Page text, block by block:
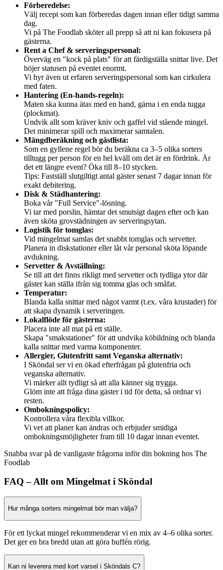
Förberedelse:
Välj recept som kan förberedas dagen innan eller tidigt samma
dag.
Vi på The Foodlab sköter all prepp så att ni kan fokusera på
gästerna.
Rent a Chef & serveringspersonal:
Överväg en "kock på plats" för att färdigställa snittar live. Det
höjer statusen på eventet enormt.
Vi hyr även ut erfaren serveringspersonal som kan cirkulera
med faten.
Hantering (En-hands-regeln):
Maten ska kunna ätas med en hand, gärna i en enda tugga
(plockmat).
Undvik allt som kräver kniv och gaffel vid stående mingel.
Det minimerar spill och maximerar samtalen.
Mängdberäkning och gästlista:
Som en gyllene regel bör du beräkna ca 3–5 olika sorters
tilltugg per person för en hel kväll om det är en fördrink. Är
det ett längre event? Öka till 8–10 stycken.
Tips: Fastställ slutgiltigt antal gäster senast 7 dagar innan för
exakt debitering.
Disk & Städhantering:
Boka vår "Full Service"-lösning.
Vi tar med porslin, hämtar det smutsigt dagen efter och kan
även sköta grovstädningen av serveringsytan.
Logistik för tomglas:
Vid mingelmat samlas det snabbt tomglas och servetter.
Planera in diskstationer eller låt vår personal sköta löpande
avdukning.
Servetter & Avställning:
Se till att det finns rikligt med servetter och tydliga ytor där
gäster kan ställa ifrån sig tomma glas och småfat.
Temperatur:
Blanda kalla snittar med något varmt (t.ex. våra krustader) för
att skapa dynamik i serveringen.
Lokalflöde för gästerna:
Placera inte all mat på ett ställe.
Skapa "smakstationer" för att undvika köbildning och blanda
kalla snittar med varma komponenter.
Allergier, Glutenfritt samt Veganska alternativ:
I Sköndal ser vi en ökad efterfrågan på glutenfria och
veganska alternativ.
Vi märker allt tydligt så att alla känner sig trygga.
Glöm inte att fråga dina gäster i tid för detta, så ordnar vi
resten.
Ombokningspolicy:
Kontrollera våra flexibla villkor.
Vi vet att planer kan ändras och erbjuder smidiga
ombokningsmöjligheter fram till 10 dagar innan eventet.
Snabba svar på de vanligaste frågorna inför din bokning hos The
Foodlab
FAQ – Allt om Mingelmat i Sköndal
Hur många sorters mingelmat bör man välja?
För ett lyckat mingel rekommenderar vi en mix av 4–6 olika sorter.
Det ger en bra bredd utan att göra buffén rörig.
Kan ni leverera med kort varsel i Sköndals C?